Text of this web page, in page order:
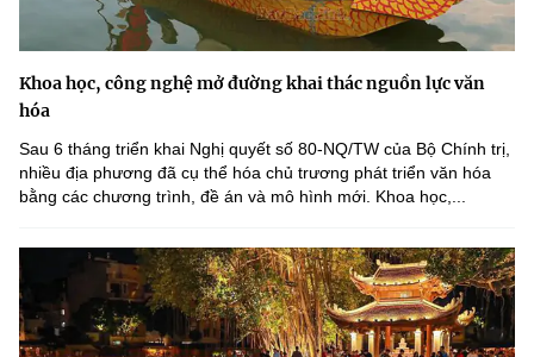
Khoa học, công nghệ mở đường khai thác nguồn lực văn
hóa
Sau 6 tháng triển khai Nghị quyết số 80-NQ/TW của Bộ Chính trị,
nhiều địa phương đã cụ thể hóa chủ trương phát triển văn hóa
bằng các chương trình, đề án và mô hình mới. Khoa học,...